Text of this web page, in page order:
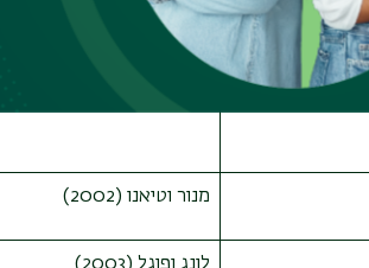
מרגלית (2000)
מנור וטיאנו (2002)